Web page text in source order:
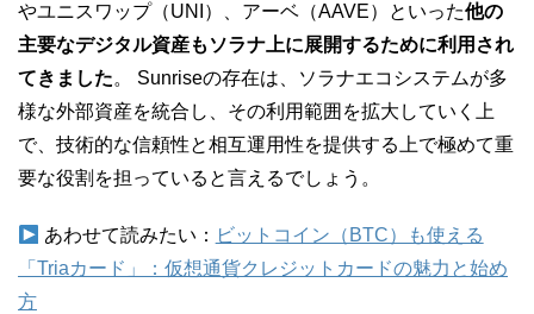
やユニスワップ（UNI）、アーベ（AAVE）といった他の
主要なデジタル資産もソラナ上に展開するために利用され
てきました。 Sunriseの存在は、ソラナエコシステムが多
様な外部資産を統合し、その利用範囲を拡大していく上
で、技術的な信頼性と相互運用性を提供する上で極めて重
要な役割を担っていると言えるでしょう。
あわせて読みたい： ビットコイン（BTC）も使える
「Triaカード」：仮想通貨クレジットカードの魅力と始め
方